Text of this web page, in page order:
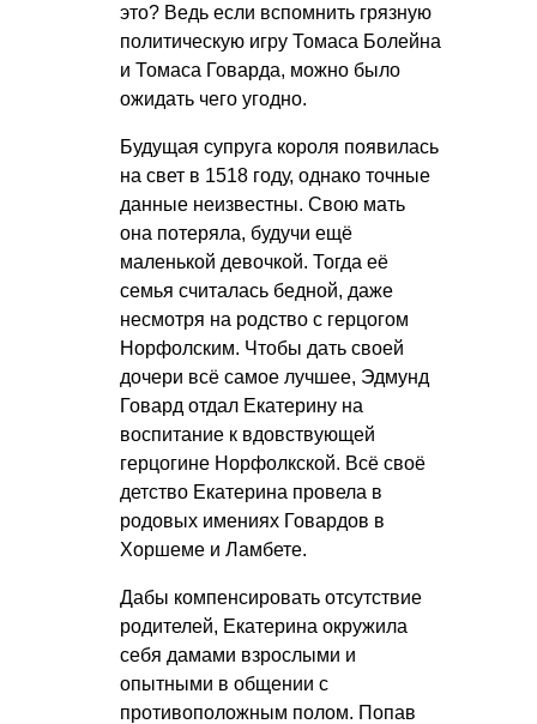
это? Ведь если вспомнить грязную
политическую игру Томаса Болейна
и Томаса Говарда, можно было
ожидать чего угодно.
Будущая супруга короля появилась
на свет в 1518 году, однако точные
данные неизвестны. Свою мать
она потеряла, будучи ещё
маленькой девочкой. Тогда её
семья считалась бедной, даже
несмотря на родство с герцогом
Норфолским. Чтобы дать своей
дочери всё самое лучшее, Эдмунд
Говард отдал Екатерину на
воспитание к вдовствующей
герцогине Норфолкской. Всё своё
детство Екатерина провела в
родовых имениях Говардов в
Хоршеме и Ламбете.
Дабы компенсировать отсутствие
родителей, Екатерина окружила
себя дамами взрослыми и
опытными в общении с
противоположным полом. Попав